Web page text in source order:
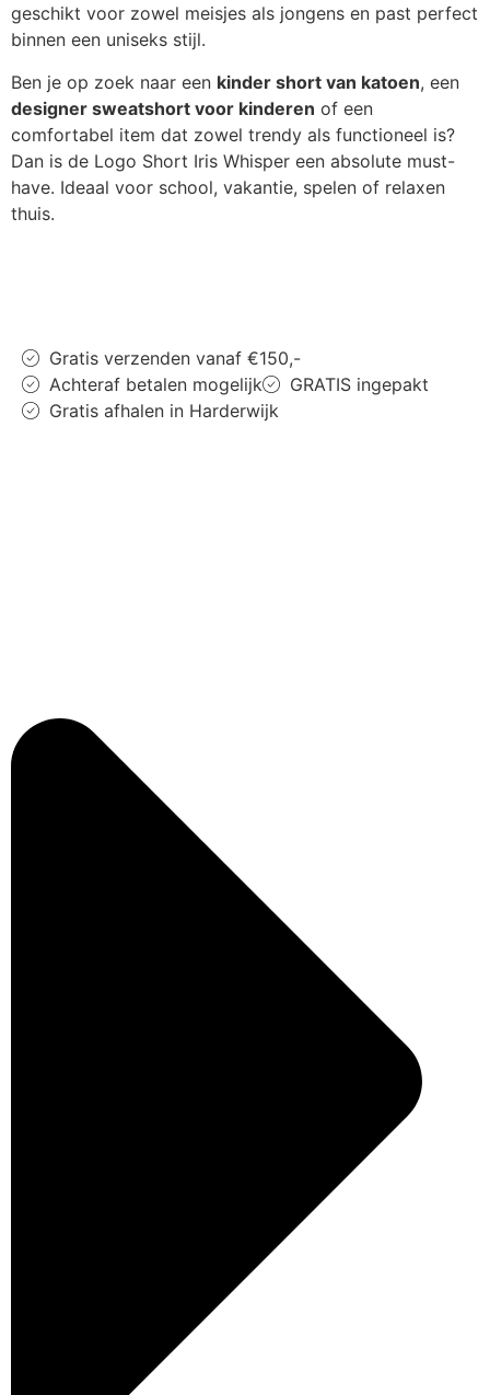
geschikt voor zowel meisjes als jongens en past perfect
binnen een uniseks stijl.
Ben je op zoek naar een kinder short van katoen, een
designer sweatshort voor kinderen of een
comfortabel item dat zowel trendy als functioneel is?
Dan is de Logo Short Iris Whisper een absolute must-
have. Ideaal voor school, vakantie, spelen of relaxen
thuis.
Gratis verzenden vanaf €150,-
Achteraf betalen mogelijk
GRATIS ingepakt
Gratis afhalen in Harderwijk